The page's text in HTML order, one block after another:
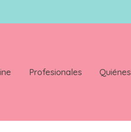
Profesionales
10 5 ml Color G36